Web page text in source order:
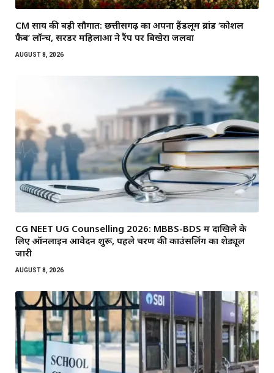
CM साय की बड़ी सौगात: छत्तीसगढ़ का अपना हैंडलूम ब्रांड ‘कोशल
फैब’ लॉन्च, सरेंडर महिलाओं ने रैंप पर बिखेरा जलवा
AUGUST 8, 2026
CG NEET UG Counselling 2026: MBBS-BDS में दाखिले के
लिए ऑनलाइन आवेदन शुरू, पहले चरण की काउंसलिंग का शेड्यूल
जारी
AUGUST 8, 2026